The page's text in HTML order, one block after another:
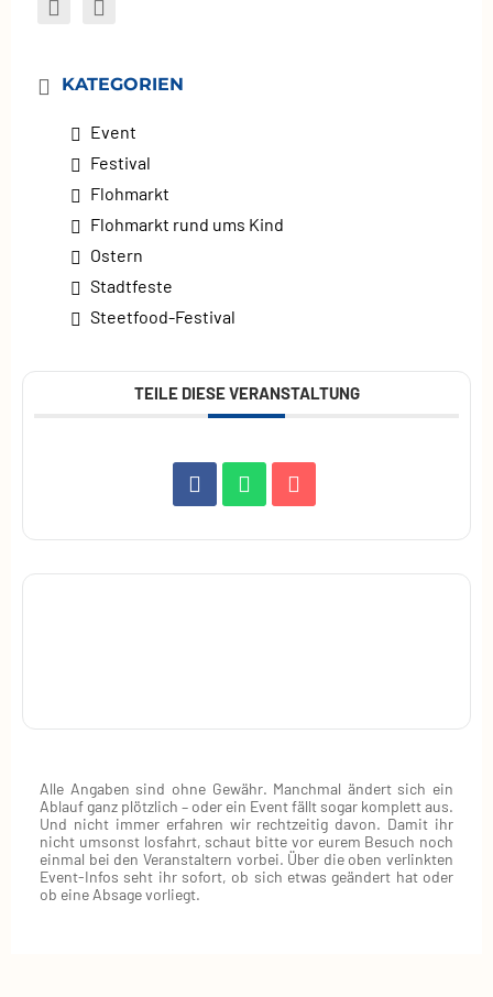
KATEGORIEN
Event
Festival
Flohmarkt
Flohmarkt rund ums Kind
Ostern
Stadtfeste
Steetfood-Festival
TEILE DIESE VERANSTALTUNG
Alle Angaben sind ohne Gewähr. Manchmal ändert sich ein
Ablauf ganz plötzlich – oder ein Event fällt sogar komplett aus.
Und nicht immer erfahren wir rechtzeitig davon. Damit ihr
nicht umsonst losfahrt, schaut bitte vor eurem Besuch noch
einmal bei den Veranstaltern vorbei. Über die oben verlinkten
Event‑Infos seht ihr sofort, ob sich etwas geändert hat oder
ob eine Absage vorliegt.